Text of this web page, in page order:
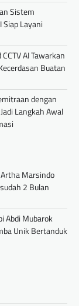
Sistem
Siap Layani
AI Tawarkan
Buatan
dengan
Langkah Awal
Marsindo
2 Bulan
Abdi Mubarok
Unik Bertanduk